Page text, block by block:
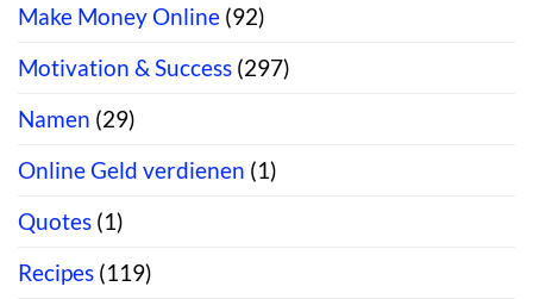
Make Money Online (92)
Motivation & Success (297)
Namen (29)
Online Geld verdienen (1)
Quotes (1)
Recipes (119)